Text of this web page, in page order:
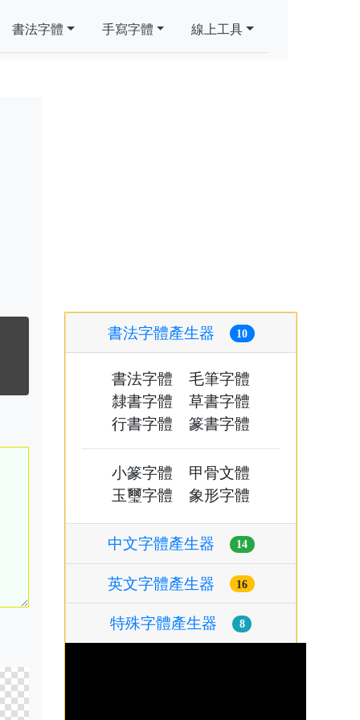
書法字體 手寫字體 線上工具
書法字體產生器 10
書法字體
毛筆字體
隸書字體
草書字體
行書字體
篆書字體
小篆字體
甲骨文體
玉璽字體
象形字體
中文字體產生器 14
英文字體產生器 16
特殊字體產生器 8